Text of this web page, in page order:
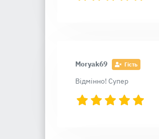
Moryak69 Гість
Відмінно! Супер